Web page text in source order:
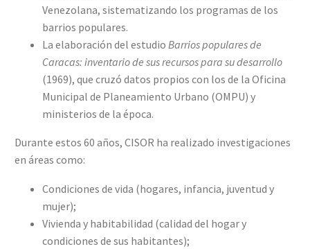
Venezolana, sistematizando los programas de los
barrios populares.
La elaboración del estudio Barrios populares de
Caracas: inventario de sus recursos para su desarrollo
(1969), que cruzó datos propios con los de la Oficina
Municipal de Planeamiento Urbano (OMPU) y
ministerios de la época.
Durante estos 60 años, CISOR ha realizado investigaciones
en áreas como:
Condiciones de vida (hogares, infancia, juventud y
mujer);
Vivienda y habitabilidad (calidad del hogar y
condiciones de sus habitantes);